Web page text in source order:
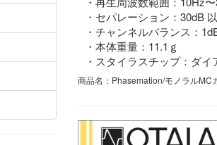
・セパレーション：30dB
・チャンネルバランス：
・本体重量：11.1ｇ
・スタイラスチップ：ダ
商品名：Phasemation/モノラルMC